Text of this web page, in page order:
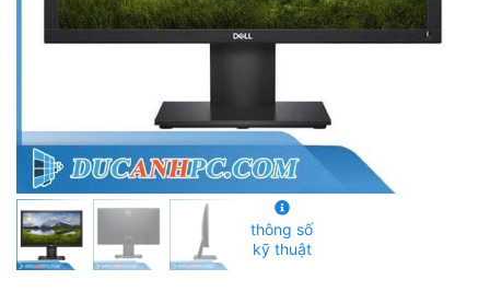
thông số
kỹ thuật